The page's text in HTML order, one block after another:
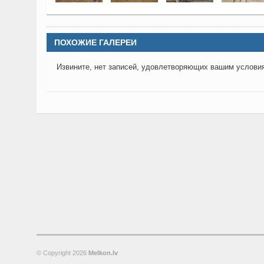
ПОХОЖИЕ ГАЛЕРЕИ
Извините, нет записей, удовлетворяющих вашим
© Copyright 2026 Melkon.lv